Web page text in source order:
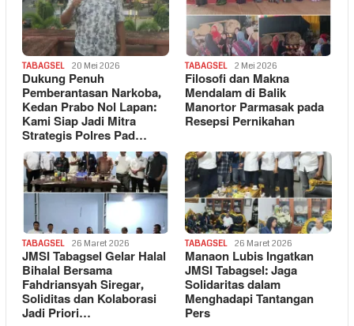
TABAGSEL 20 Mei 2026
Dukung Penuh
Pemberantasan Narkoba,
Kedan Prabo Nol Lapan:
Kami Siap Jadi Mitra
Strategis Polres Pad…
TABAGSEL 2 Mei 2026
Filosofi dan Makna
Mendalam di Balik
Manortor Parmasak pada
Resepsi Pernikahan
TABAGSEL 26 Maret 2026
JMSI Tabagsel Gelar Halal
Bihalal Bersama
Fahdriansyah Siregar,
Soliditas dan Kolaborasi
Jadi Priori…
TABAGSEL 26 Maret 2026
Manaon Lubis Ingatkan
JMSI Tabagsel: Jaga
Solidaritas dalam
Menghadapi Tantangan
Pers